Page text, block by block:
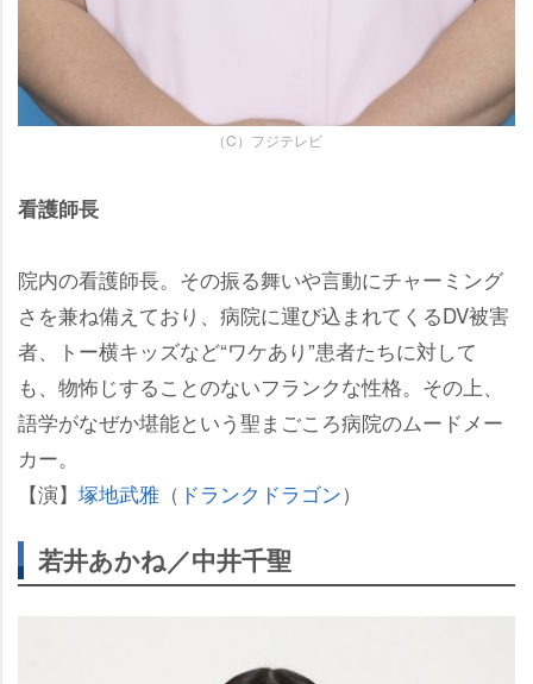
（C）フジテレビ
看護師長
院内の看護師長。その振る舞いや言動にチャーミング
さを兼ね備えており、病院に運び込まれてくるDV被害
者、トー横キッズなど“ワケあり”患者たちに対して
も、物怖じすることのないフランクな性格。その上、
語学がなぜか堪能という聖まごころ病院のムードメー
カー。
【演】 塚地武雅 （ ドランクドラゴン）
若井あかね／中井千聖